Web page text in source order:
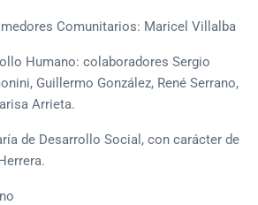
Comunitarios: Maricel Villalba
Humano: colaboradores Sergio
Guillermo González, René Serrano,
Arrieta.
de Desarrollo Social, con carácter de